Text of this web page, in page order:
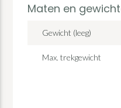
Maten en
Gewicht (leeg)
Max. trekgewicht